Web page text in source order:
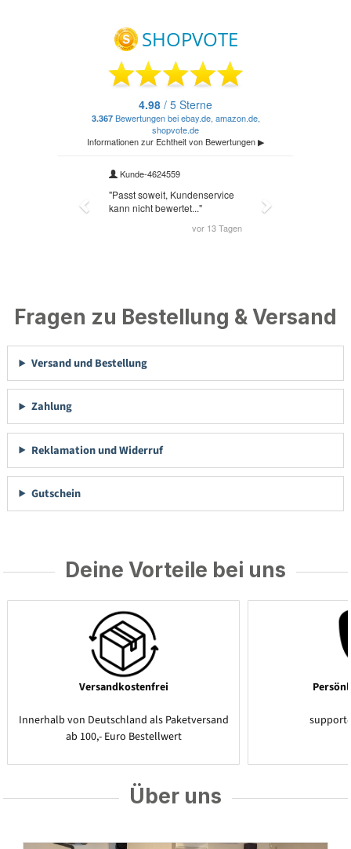
Fragen zu Bestellung & Versand
Versand und Bestellung
Zahlung
Reklamation und Widerruf
Gutschein
Deine Vorteile bei uns
Versandkostenfrei
Innerhalb von Deutschland als Paketversand
ab 100,- Euro Bestellwert
Über uns